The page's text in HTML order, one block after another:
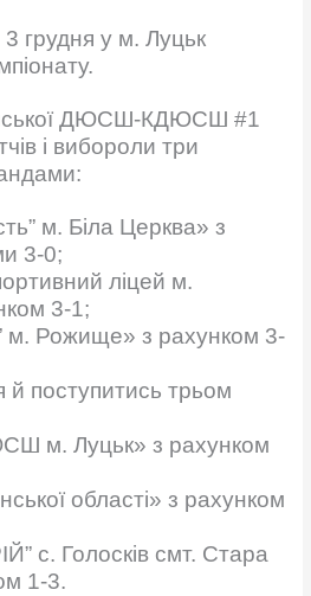
грудня у м. Луцьк
ДЮСШ-КДЮСШ #1
і вибороли три
м. Біла Церква» з
3-0;
ліцей м.
3-1;
м. Рожище» з рахунком 3-
поступитись трьом
м. Луцьк» з рахунком
області» з рахунком
с. Голосків смт. Стара
1-3.